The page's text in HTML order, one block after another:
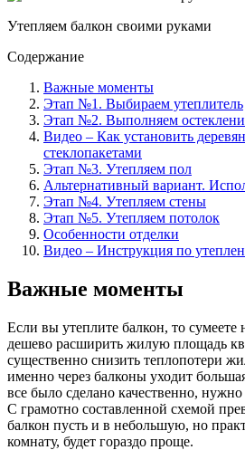
Утепляем балкон своими руками
Содержание
Важные моменты
Этап №1. Выбираем утеплитель
Этап №2. Выполняем
Видео – Как установить
стеклопакетами
Этап №3. Утепляем пол
Альтернативный вариант.
Этап №4. Утепляем стены
Этап №5. Утепляем потолок
Особенности отделки
Видео – Инструкция по
Важные моменты
Если вы утеплите балкон, то сумеете
дешево расширить жилую площадь
существенно снизить теплопотери
именно через балконы уходит
все было сделано качественно, нужно
С грамотно составленной схемой
балкон пусть и в небольшую, но
комнату, будет гораздо проще.